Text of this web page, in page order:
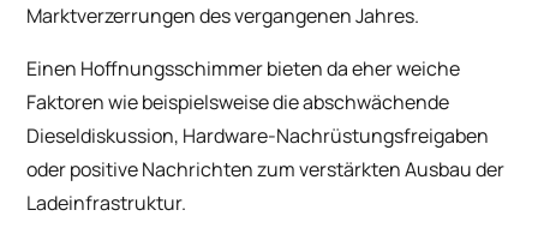
Marktverzerrungen des vergangenen Jahres.
Einen Hoffnungsschimmer bieten da eher weiche
Faktoren wie beispielsweise die abschwächende
Dieseldiskussion, Hardware-Nachrüstungsfreigaben
oder positive Nachrichten zum verstärkten Ausbau der
Ladeinfrastruktur.